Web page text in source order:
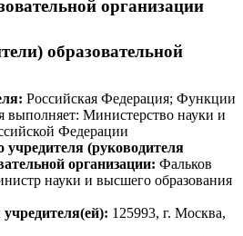
организации
образовательной
Российская Федерация; Функции
выполняет: Министерство науки и
Федерации
(руководителя
организации: Фальков
науки и высшего образования
125993, г. Москва,